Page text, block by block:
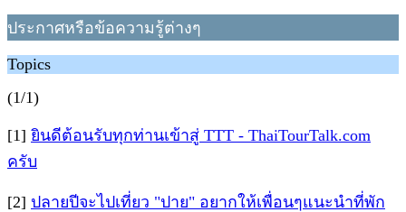
ประกาศหรือข้อความรู้ต่างๆ
Topics
(1/1)
[1] ยินดีต้อนรับทุกท่านเข้าสู่ TTT - ThaiTourTalk.com
ครับ
[2] ปลายปีจะไปเที่ยว "ปาย" อยากให้เพื่อนๆแนะนำที่พัก